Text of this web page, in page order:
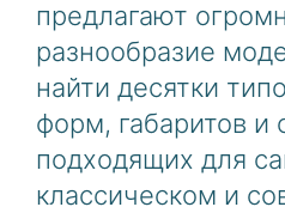
предлагают
разнообразие
найти десятки
форм, габаритов и
подходящих для
классическом и